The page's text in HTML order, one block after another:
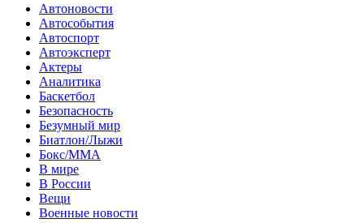
Автоновости
Автособытия
Автоспорт
Автоэксперт
Актеры
Аналитика
Баскетбол
Безопасность
Безумный мир
Биатлон/Лыжи
Бокс/MMA
В мире
В России
Вещи
Военные новости